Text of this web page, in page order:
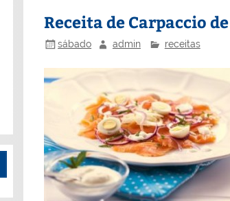
Receita de Carpaccio
sábado admin receitas